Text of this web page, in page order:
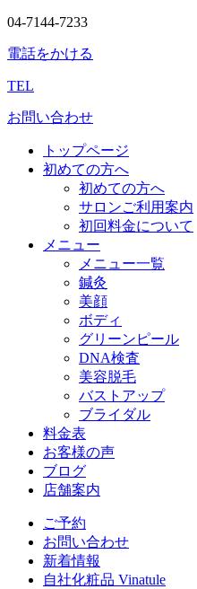
04-7144-7233
電話をかける
TEL
お問い合わせ
トップページ
初めての方へ
初めての方へ
サロンご利用案内
初回料金について
メニュー
メニュー一覧
鍼灸
美顔
ボディ
グリーンピール
DNA検査
美容脱毛
バストアップ
ブライダル
料金表
お客様の声
ブログ
店舗案内
ご予約
お問い合わせ
新着情報
自社化粧品 Vinatule